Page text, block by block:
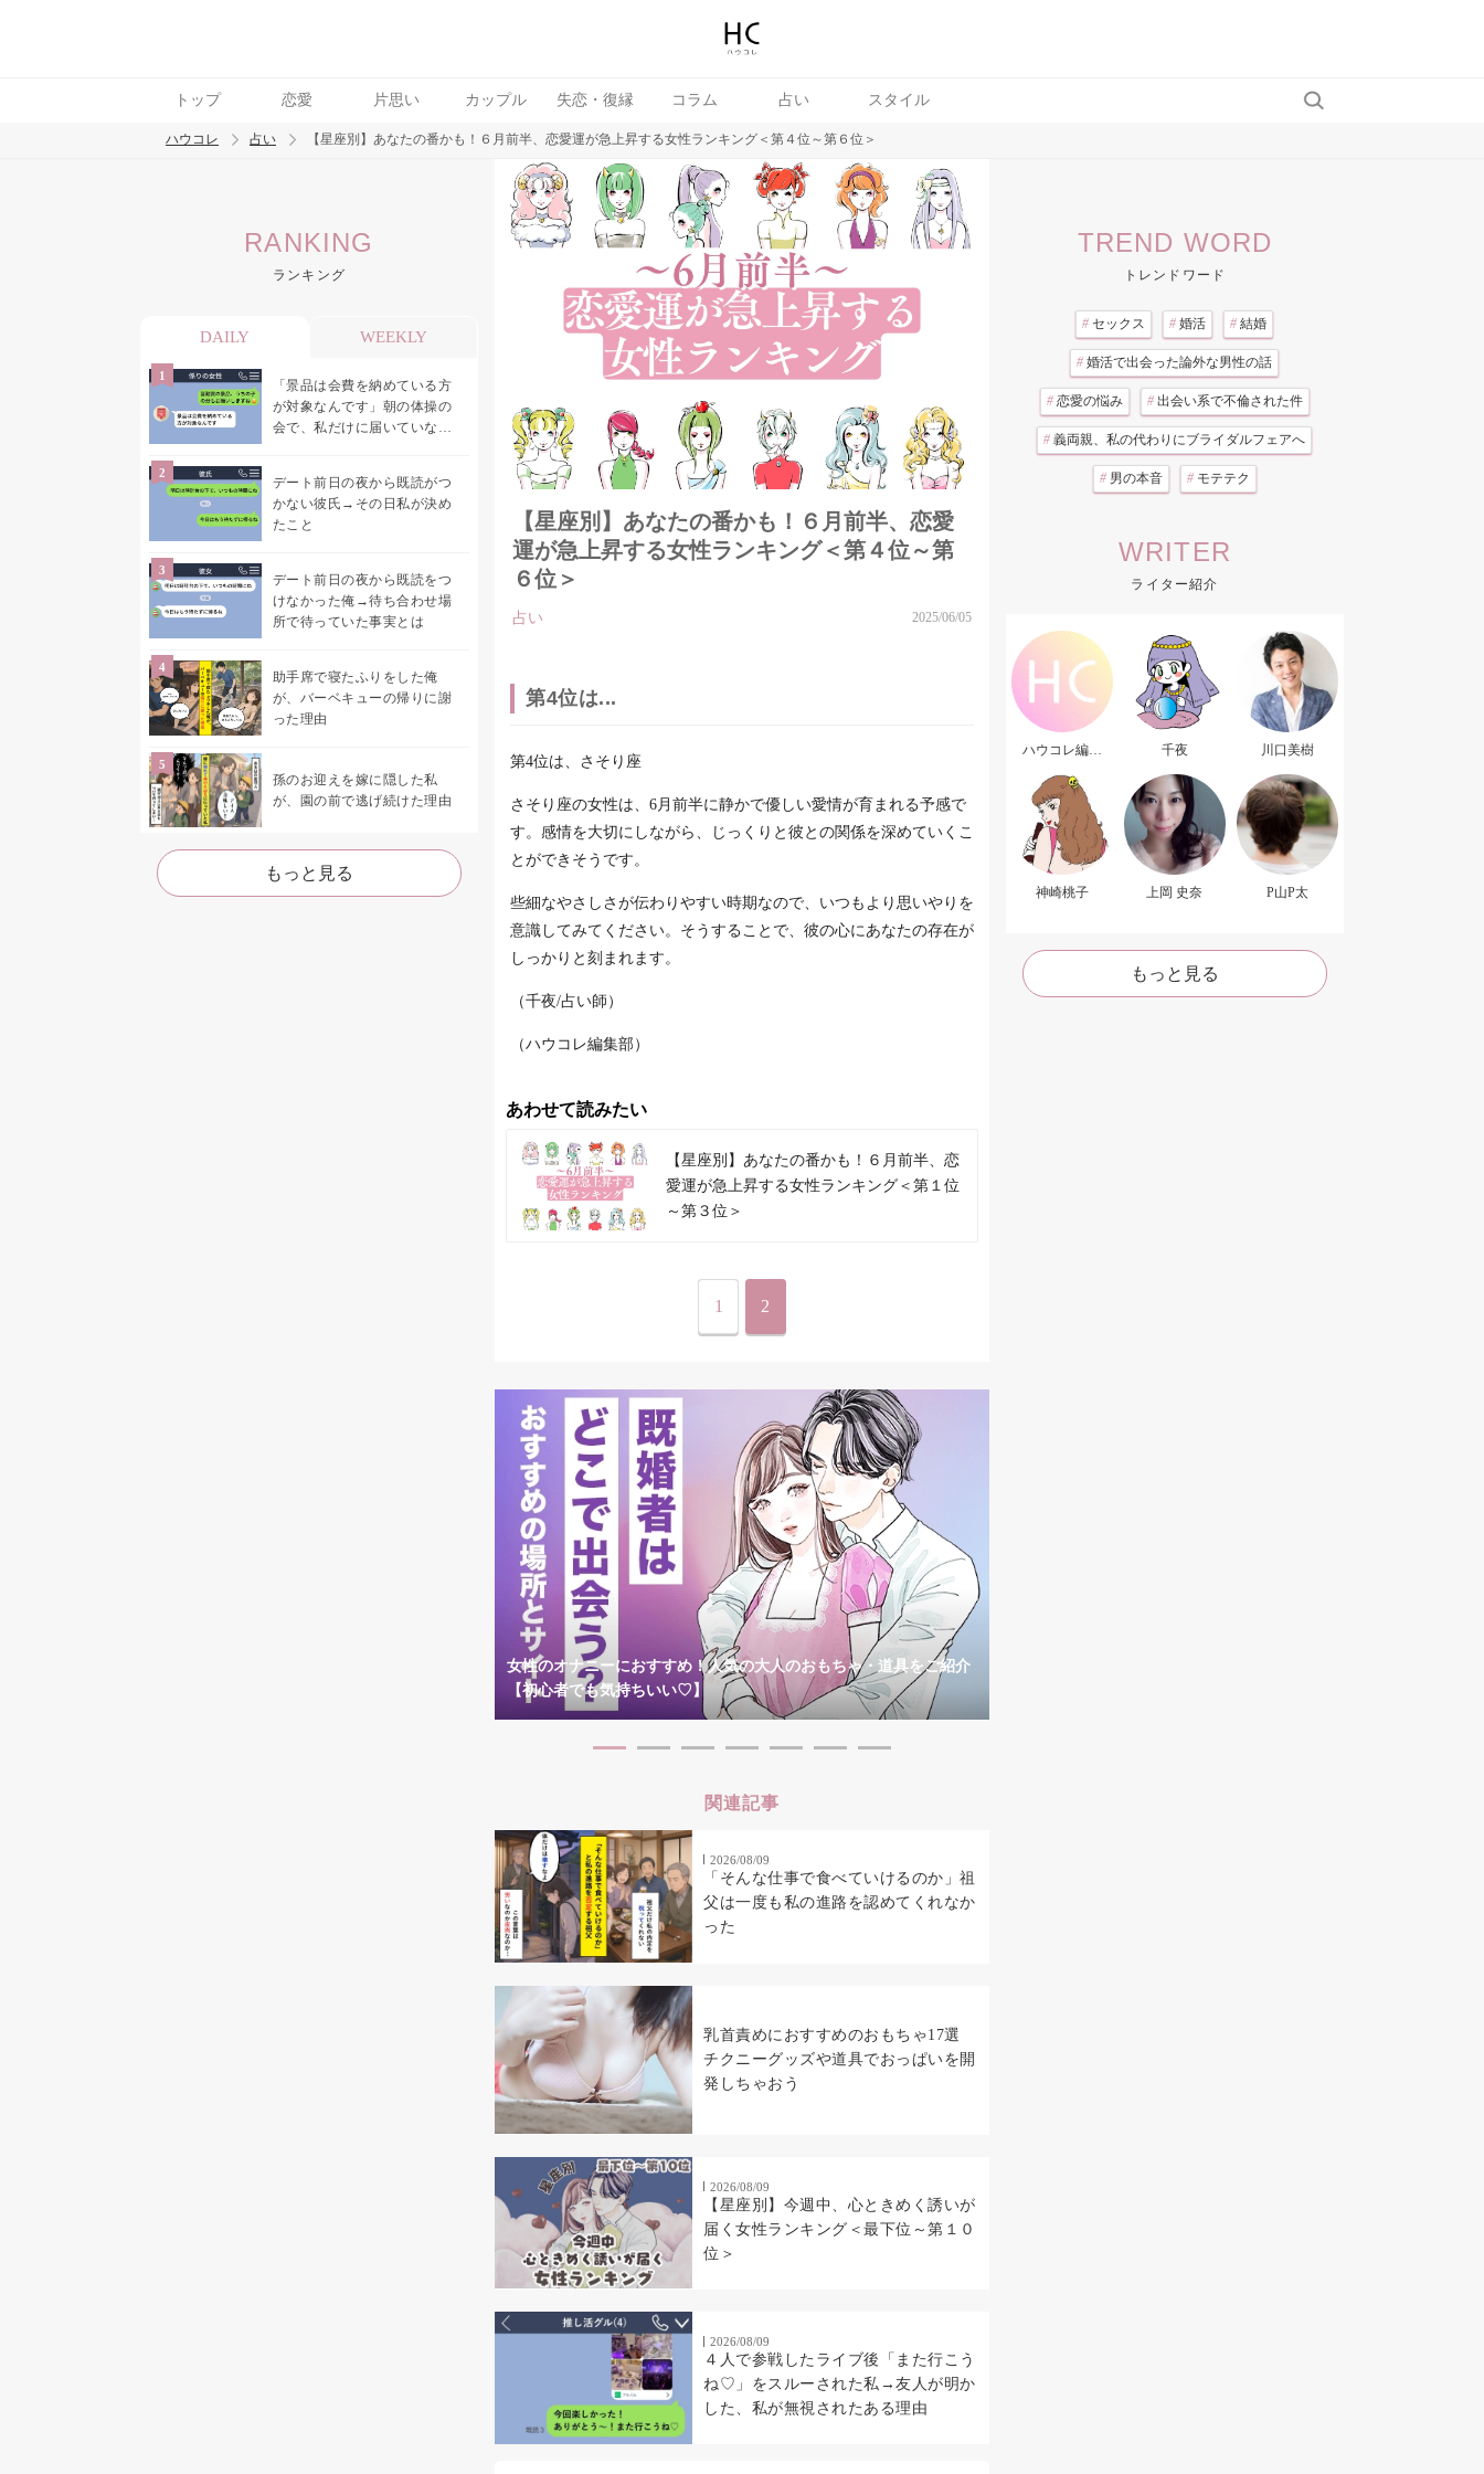
トップ 恋愛 片思い カップル 失恋・復縁 コラム 占い スタイル
トレンド ワード
ハウコレ 占い 【星座別】あなたの番かも！６月前半、恋愛運が急上昇する女性ランキング＜第４位～第６位＞
RANKING
ランキング
DAILY WEEKLY
「景品は会費を納めている方
が対象なんです」朝の体操の
会で、私だけに届いていなか
デート前日の夜から既読がつ
かない彼氏→その日私が決め
たこと
デート前日の夜から既読をつ
けなかった俺→待ち合わせ場
所で待っていた事実とは
助手席で寝たふりをした俺
が、バーベキューの帰りに謝
った理由
孫のお迎えを嫁に隠した私
が、園の前で逃げ続けた理由
もっと見る
【星座別】あなたの番かも！６月前半、恋愛
運が急上昇する女性ランキング＜第４位～第
６位＞
占い 2025/06/05
第4位は...
第4位は、さそり座
さそり座の女性は、6月前半に静かで優しい愛情が育まれる予感で
す。感情を大切にしながら、じっくりと彼との関係を深めていくこ
とができそうです。
些細なやさしさが伝わりやすい時期なので、いつもより思いやりを
意識してみてください。そうすることで、彼の心にあなたの存在が
しっかりと刻まれます。
（千夜/占い師）
（ハウコレ編集部）
あわせて読みたい
【星座別】あなたの番かも！６月前半、恋
愛運が急上昇する女性ランキング＜第１位
～第３位＞
1 2
女性のオナニーにおすすめ！人気の大人のおもちゃ・道具をご紹介
【初心者でも気持ちいい♡】
関連記事
2026/08/09
「そんな仕事で食べていけるのか」祖
父は一度も私の進路を認めてくれなか
った
乳首責めにおすすめのおもちゃ17選
チクニーグッズや道具でおっぱいを開
発しちゃおう
2026/08/09
【星座別】今週中、心ときめく誘いが
届く女性ランキング＜最下位～第１０
位＞
2026/08/09
４人で参戦したライブ後「また行こう
ね♡」をスルーされた私→友人が明か
した、私が無視されたある理由
TREND WORD
トレンドワード
# セックス # 婚活 # 結婚
# 婚活で出会った論外な男性の話
# 恋愛の悩み # 出会い系で不倫された件
# 義両親、私の代わりにブライダルフェアへ
# 男の本音 # モテテク
WRITER
ライター紹介
ハウコレ編集
千夜 川口美樹
神崎桃子 上岡 史奈 P山P太
もっと見る